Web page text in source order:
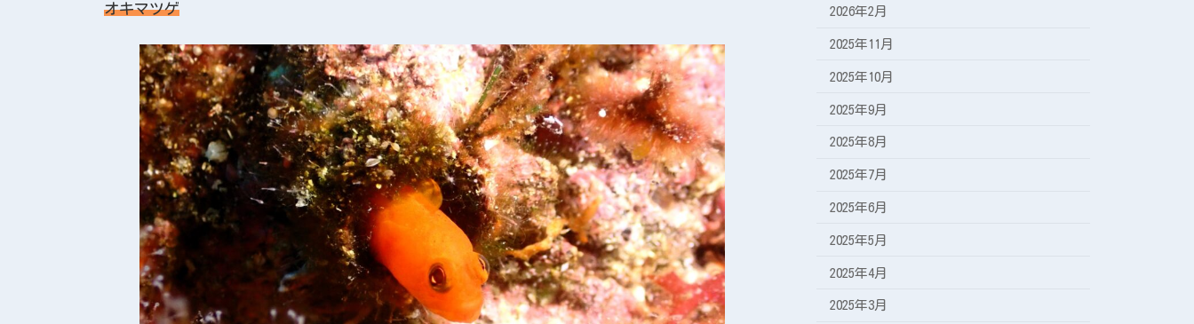
オキマツゲ 2026年2月
2025年11月
2025年10月
2025年9月
2025年8月
2025年7月
2025年6月
2025年5月
2025年4月
2025年3月